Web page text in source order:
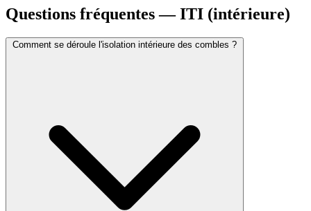
Questions fréquentes — ITI (intérieure)
Comment se déroule l'isolation intérieure des combles ?